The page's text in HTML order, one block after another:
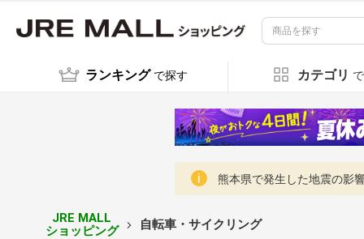
ランキング で探す カテゴリ
熊本県で発生した地震の影
JRE MALL
ショッピング
自転車・サイクリング